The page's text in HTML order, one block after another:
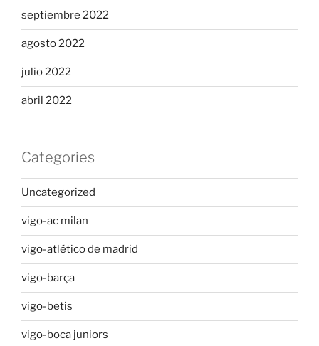
septiembre 2022
agosto 2022
julio 2022
abril 2022
Categories
Uncategorized
vigo-ac milan
vigo-atlético de madrid
vigo-barça
vigo-betis
vigo-boca juniors